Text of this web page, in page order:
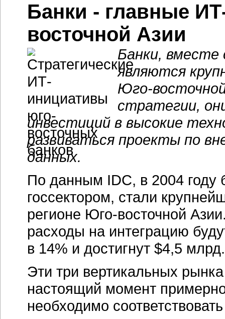
Банки - главные
восточной Азии
Банки, вместе
являются
Юго-
стратегии,
инвестиций в высокие
развиваться проекты по
данных.
По данным IDC, в 2004 году
госсектором, стали
регионе Юго-восточной
расходы на интеграцию
в 14% и достигнут $4,5
Эти три вертикальных
настоящий момент
необходимо